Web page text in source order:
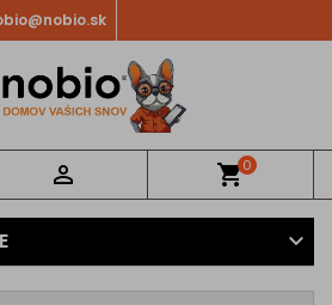
 shopping_cart0